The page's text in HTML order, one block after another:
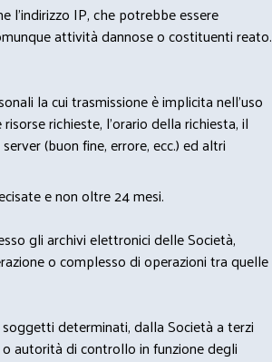
l'indirizzo IP, che potrebbe essere
attività dannose o costituenti reato.
la cui trasmissione è implicita nell'uso
richieste, l'orario della richiesta, il
(buon fine, errore, ecc.) ed altri
e non oltre 24 mesi.
gli archivi elettronici delle Società,
o complesso di operazioni tra quelle
determinati, dalla Società a terzi
autorità di controllo in funzione degli